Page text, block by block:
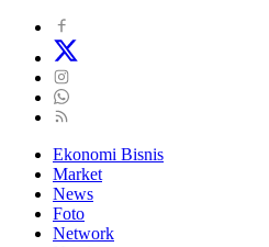
Ekonomi Bisnis
Market
News
Foto
Network